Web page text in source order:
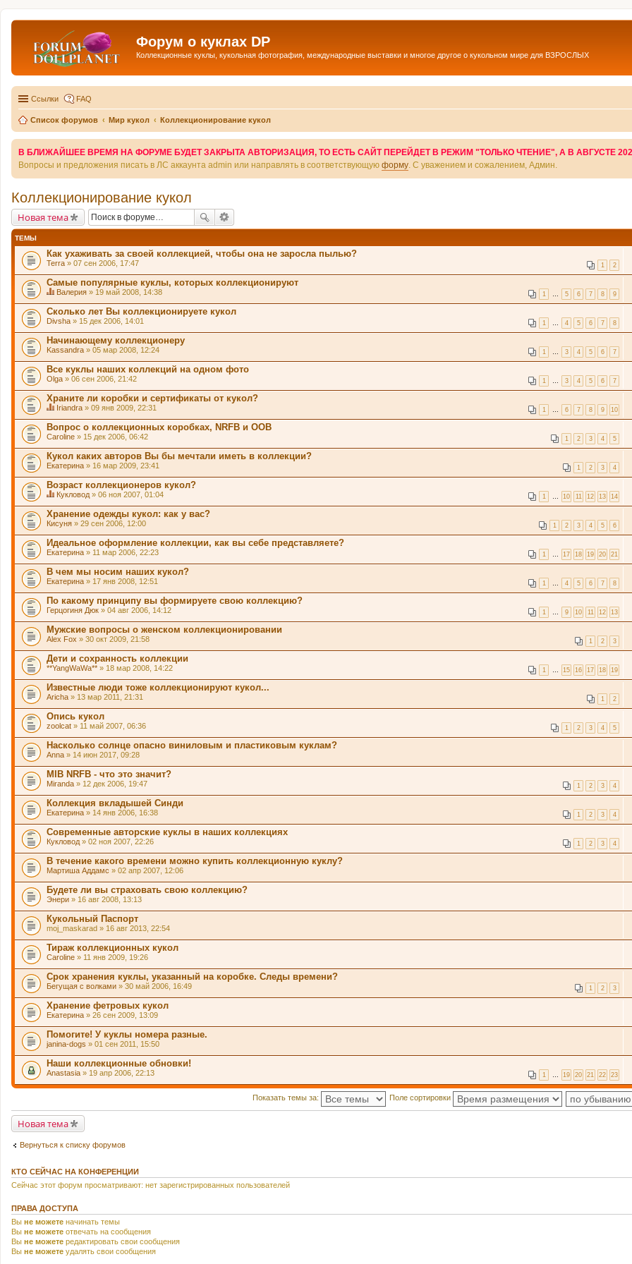
Форум о куклах DP
Коллекционные куклы, кукольная фотография, международные выставки и многое другое о кукольном мире для ВЗРОСЛЫХ
Ссылки FAQ
Список форумов Мир кукол Коллекционирование кукол
В БЛИЖАЙШЕЕ ВРЕМЯ НА ФОРУМЕ БУДЕТ ЗАКРЫТА АВТОРИЗАЦИЯ, ТО ЕСТЬ САЙТ ПЕРЕЙДЕТ В РЕЖИМ "ТОЛЬКО ЧТЕНИЕ", А В АВГУСТЕ
Вопросы и предложения писать в ЛС аккаунта admin или направлять в соответствующую форму . С уважением и сожалением, Админ.
Коллекционирование кукол
Новая тема
ТЕМЫ
Как ухаживать за своей коллекцией, чтобы она не заросла пылью?
1 2
Terra » 07 сен 2006, 17:47
Самые популярные куклы, которых коллекционируют
1 5 6 7 8 9
а
н
н
а
я
т
м
а
с
о
д
е
р
ж
и
о
п
р
о
с
Валерия » 19 май 2008, 14:38
Сколько лет Вы коллекционируете кукол
1 4 5 6 7 8
Divsha » 15 дек 2006, 14:01
Начинающему коллекционеру
1 3 4 5 6 7
Kassandra » 05 мар 2008, 12:24
Все куклы наших коллекций на одном фото
1 3 4 5 6 7
Olga » 06 сен 2006, 21:42
Храните ли коробки и сертификаты от кукол?
1 6 7 8 9 10
а
н
н
а
я
т
м
а
с
о
д
е
р
ж
и
о
п
р
о
с
.
Iriandra » 09 янв 2009, 22:31
Вопрос о коллекционных коробках, NRFB и OOB
1 2 3 4 5
Caroline » 15 дек 2006, 06:42
Кукол каких авторов Вы бы мечтали иметь в коллекции?
1 2 3 4
Екатерина » 16 мар 2009, 23:41
Возраст коллекционеров кукол?
1 10 11 12 13 14
а
н
н
а
я
т
м
с
о
д
е
р
ж
и
о
п
р
о
с
.
Кукловод » 06 ноя 2007, 01:04
Хранение одежды кукол: как у вас?
1 2 3 4 5 6
Кисуня » 29 сен 2006, 12:00
Идеальное оформление коллекции, как вы себе представляете?
1 17 18 19 20 21
Екатерина » 11 мар 2006, 22:23
В чем мы носим наших кукол?
1 4 5 6 7 8
Екатерина » 17 янв 2008, 12:51
По какому принципу вы формируете свою коллекцию?
1 9 10 11 12 13
Герцогиня Дюк » 04 авг 2006, 14:12
Мужские вопросы о женском коллекционировании
1 2 3
Alex Fox » 30 окт 2009, 21:58
Дети и сохранность коллекции
1 15 16 17 18 19
**YangWaWa** » 18 мар 2008, 14:22
Известные люди тоже коллекционируют кукол...
1 2
Aricha » 13 мар 2011, 21:31
Опись кукол
1 2 3 4 5
zoolcat » 11 май 2007, 06:36
Насколько солнце опасно виниловым и пластиковым куклам?
Anna » 14 июн 2017, 09:28
MIB NRFB - что это значит?
1 2 3 4
Miranda » 12 дек 2006, 19:47
Коллекция вкладышей Синди
1 2 3 4
Екатерина » 14 янв 2006, 16:38
Современные авторские куклы в наших коллекциях
1 2 3 4
Кукловод » 02 ноя 2007, 22:26
В течение какого времени можно купить коллекционную куклу?
Мартиша Аддамс » 02 апр 2007, 12:06
Будете ли вы страховать свою коллекцию?
Энери » 16 авг 2008, 13:13
Кукольный Паспорт
moj_maskarad » 16 авг 2013, 22:54
Тираж коллекционных кукол
Caroline » 11 янв 2009, 19:26
Срок хранения куклы, указанный на коробке. Следы времени?
1 2 3
Бегущая с волками » 30 май 2006, 16:49
Хранение фетровых кукол
Екатерина » 26 сен 2009, 13:09
Помогите! У куклы номера разные.
janina-dogs » 01 сен 2011, 15:50
Наши коллекционные обновки!
1 19 20 21 22 23
Anastasia » 19 апр 2006, 22:13
Показать темы за: Поле сортировки
Новая тема
Вернуться к списку форумов
КТО СЕЙЧАС НА КОНФЕРЕНЦИИ
Сейчас этот форум просматривают: нет зарегистрированных пользователей
ПРАВА ДОСТУПА
Вы не можете начинать темы
Вы не можете отвечать на сообщения
Вы не можете редактировать свои сообщения
Вы не можете удалять свои сообщения